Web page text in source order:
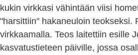
kukin virkkasi vähintään viisi
"harsittiin" hakaneuloin teokseksi.
virkkaamalla. Teos laitettiin esille
kasvatustieteen päiville, jossa